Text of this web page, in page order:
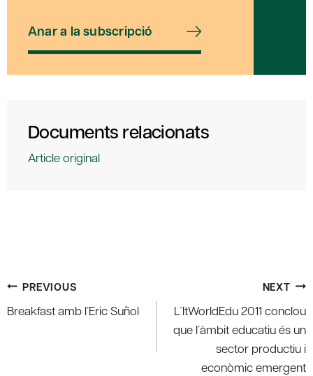
Anar a la subscripció
Documents relacionats
Article original
Post
navigation
PREVIOUS
Breakfast amb l´Eric Suñol
NEXT
L´ItWorldEdu 2011 conclou
que l´àmbit educatiu és un
sector productiu i
econòmic emergent